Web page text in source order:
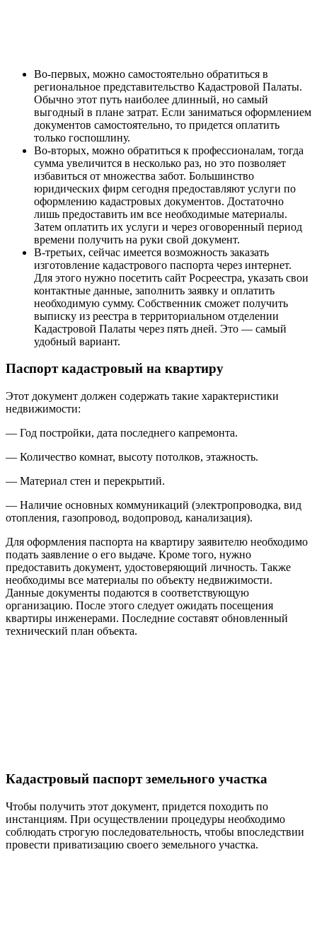
Во-первых, можно самостоятельно обратиться в
региональное представительство Кадастровой Палаты.
Обычно этот путь наиболее длинный, но самый
выгодный в плане затрат. Если заниматься оформлением
документов самостоятельно, то придется оплатить
только госпошлину.
Во-вторых, можно обратиться к профессионалам, тогда
сумма увеличится в несколько раз, но это позволяет
избавиться от множества забот. Большинство
юридических фирм сегодня предоставляют услуги по
оформлению кадастровых документов. Достаточно
лишь предоставить им все необходимые материалы.
Затем оплатить их услуги и через оговоренный период
времени получить на руки свой документ.
В-третьих, сейчас имеется возможность заказать
изготовление кадастрового паспорта через интернет.
Для этого нужно посетить сайт Росреестра, указать свои
контактные данные, заполнить заявку и оплатить
необходимую сумму. Собственник сможет получить
выписку из реестра в территориальном отделении
Кадастровой Палаты через пять дней. Это — самый
удобный вариант.
Паспорт кадастровый на квартиру
Этот документ должен содержать такие характеристики
недвижимости:
— Год постройки, дата последнего капремонта.
— Количество комнат, высоту потолков, этажность.
— Материал стен и перекрытий.
— Наличие основных коммуникаций (электропроводка, вид
отопления, газопровод, водопровод, канализация).
Для оформления паспорта на квартиру заявителю необходимо
подать заявление о его выдаче. Кроме того, нужно
предоставить документ, удостоверяющий личность. Также
необходимы все материалы по объекту недвижимости.
Данные документы подаются в соответствующую
организацию. После этого следует ожидать посещения
квартиры инженерами. Последние составят обновленный
технический план объекта.
Кадастровый паспорт земельного участка
Чтобы получить этот документ, придется походить по
инстанциям. При осуществлении процедуры необходимо
соблюдать строгую последовательность, чтобы впоследствии
провести приватизацию своего земельного участка.